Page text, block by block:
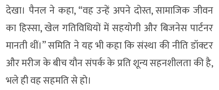
देखा। पैनल ने कहा, “वह उन्हें अपने दोस्त, सामाजिक जीवन
का हिस्सा, खेल गतिविधियों में सहयोगी और बिजनेस पार्टनर
मानती थीं।” समिति ने यह भी कहा कि संस्था की नीति डॉक्टर
और मरीज के बीच यौन संपर्क के प्रति शून्य सहनशीलता की है,
भले ही वह सहमति से हो।